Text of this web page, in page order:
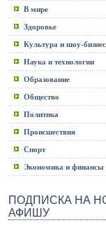
В мире
Здоровье
Культура и шоу-бизнес
Наука и технологии
Образование
Общество
Политика
Происшествия
Спорт
Экономика и финансы
ПОДПИСКА НА
АФИШУ